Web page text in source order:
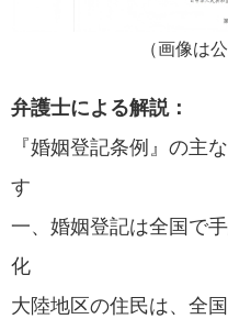
（画像は
弁護士による解説：
『婚姻登記条例』の主
す
一、婚姻登記は全国で
化
大陸地区の住民は、全